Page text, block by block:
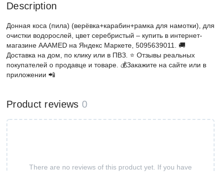
Description
Донная коса (пила) (верёвка+карабин+рамка для намотки), для
очистки водорослей, цвет серебристый – купить в интернет-
магазине AAAMED на Яндекс Маркете, 5095639011. 🚚
Доставка на дом, по клику или в ПВЗ. ⭐️ Отзывы реальных
покупателей о продавце и товаре. 💰Закажите на сайте или в
приложении 📲
Product reviews 0
There are no reviews of this product yet. If you have